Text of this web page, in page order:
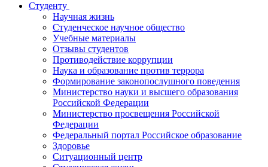
Студенту
Научная жизнь
Студенческое научное общество
Учебные материалы
Отзывы студентов
Противодействие коррупции
Наука и образование против террора
Формирование законопослушного поведения
Министерство науки и высшего образования
Российской Федерации
Министерство просвещения Российской
Федерации
Федеральный портал Российское образование
Здоровье
Ситуационный центр